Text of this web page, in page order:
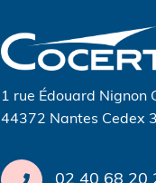
1 rue Édouard Nignon
44372 Nantes Cedex 3